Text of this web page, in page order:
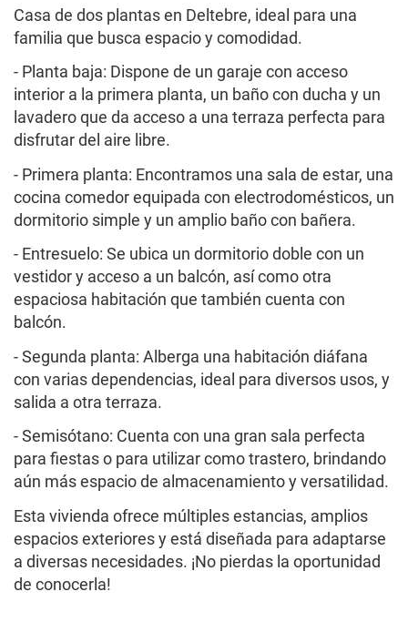
Casa de dos plantas en Deltebre, ideal para una
familia que busca espacio y comodidad.
- Planta baja: Dispone de un garaje con acceso
interior a la primera planta, un baño con ducha y un
lavadero que da acceso a una terraza perfecta para
disfrutar del aire libre.
- Primera planta: Encontramos una sala de estar, una
cocina comedor equipada con electrodomésticos, un
dormitorio simple y un amplio baño con bañera.
- Entresuelo: Se ubica un dormitorio doble con un
vestidor y acceso a un balcón, así como otra
espaciosa habitación que también cuenta con
balcón.
- Segunda planta: Alberga una habitación diáfana
con varias dependencias, ideal para diversos usos, y
salida a otra terraza.
- Semisótano: Cuenta con una gran sala perfecta
para fiestas o para utilizar como trastero, brindando
aún más espacio de almacenamiento y versatilidad.
Esta vivienda ofrece múltiples estancias, amplios
espacios exteriores y está diseñada para adaptarse
a diversas necesidades. ¡No pierdas la oportunidad
de conocerla!